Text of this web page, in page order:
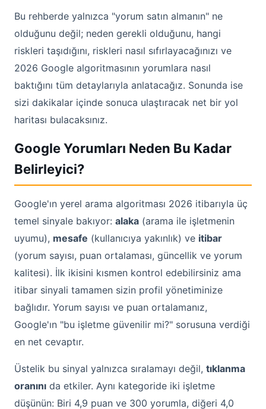
Bu rehberde yalnızca "yorum satın almanın" ne
olduğunu değil; neden gerekli olduğunu, hangi
riskleri taşıdığını, riskleri nasıl sıfırlayacağınızı ve
2026 Google algoritmasının yorumlara nasıl
baktığını tüm detaylarıyla anlatacağız. Sonunda ise
sizi dakikalar içinde sonuca ulaştıracak net bir yol
haritası bulacaksınız.
Google Yorumları Neden Bu Kadar
Belirleyici?
Google'ın yerel arama algoritması 2026 itibarıyla üç
temel sinyale bakıyor: alaka (arama ile işletmenin
uyumu), mesafe (kullanıcıya yakınlık) ve itibar
(yorum sayısı, puan ortalaması, güncellik ve yorum
kalitesi). İlk ikisini kısmen kontrol edebilirsiniz ama
itibar sinyali tamamen sizin profil yönetiminize
bağlıdır. Yorum sayısı ve puan ortalamanız,
Google'ın "bu işletme güvenilir mi?" sorusuna verdiği
en net cevaptır.
Üstelik bu sinyal yalnızca sıralamayı değil, tıklanma
oranını da etkiler. Aynı kategoride iki işletme
düşünün: Biri 4,9 puan ve 300 yorumla, diğeri 4,0